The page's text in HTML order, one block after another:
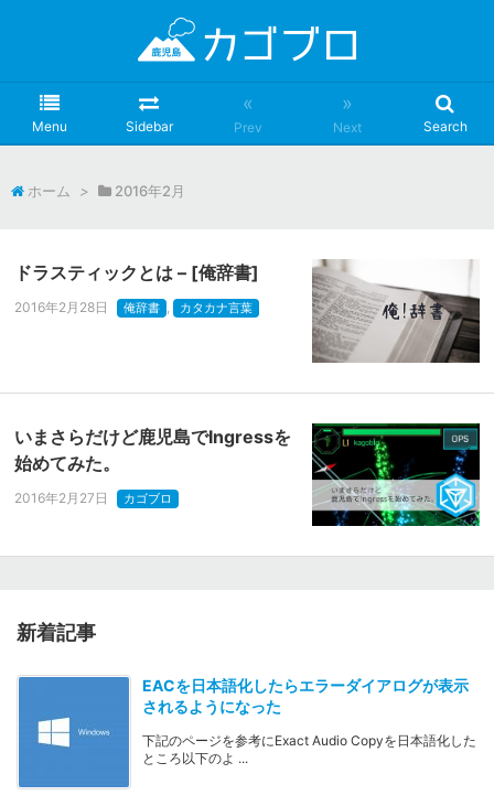
Menu Sidebar
«
Prev
»
Next Search
ホーム > 2016年2月
ドラスティックとは – [俺辞書]
2016年2月28日 俺辞書 , カタカナ言葉
いまさらだけど鹿児島でIngressを
始めてみた。
2016年2月27日 カゴブロ
新着記事
EACを日本語化したらエラーダイアログが表示
されるようになった
下記のページを参考にExact Audio Copyを日本語化した
ところ以下のよ ...